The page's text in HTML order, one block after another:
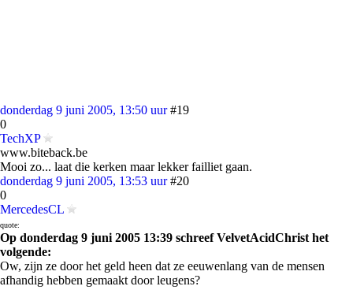
donderdag 9 juni 2005, 13:50 uur #19
0
TechXP
www.biteback.be
Mooi zo... laat die kerken maar lekker failliet gaan.
donderdag 9 juni 2005, 13:53 uur #20
0
MercedesCL
quote:
Op donderdag 9 juni 2005 13:39 schreef VelvetAcidChrist het
volgende:
Ow, zijn ze door het geld heen dat ze eeuwenlang van de mensen
afhandig hebben gemaakt door leugens?